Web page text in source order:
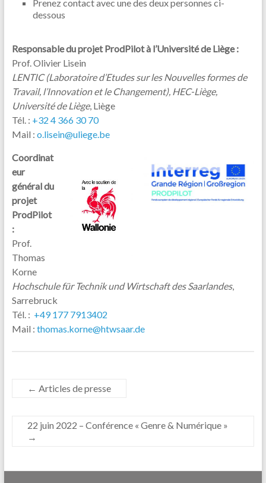
Prenez contact avec une des deux personnes ci-
dessous
Responsable du projet ProdPilot à l’Université de Liège :
Prof. Olivier Lisein
LENTIC (Laboratoire d’Etudes sur les Nouvelles formes de
Travail, l’Innovation et le Changement), HEC-Liège,
Université de Liège, Liège
Tél. : +32 4 366 30 70
Mail : o.lisein@uliege.be
Coordinat
eur
général du
projet
ProdPilot
:
Prof.
Thomas
Korne
Hochschule für Technik und Wirtschaft des Saarlandes,
Sarrebruck
Tél. : +49 177 7913402
Mail : thomas.korne@htwsaar.de
← Articles de presse
22 juin 2022 – Conférence « Genre & Numérique »
→